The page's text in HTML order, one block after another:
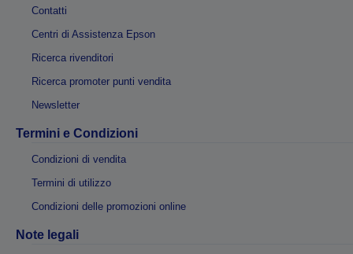
Contatti
Centri di Assistenza Epson
Ricerca rivenditori
Ricerca promoter punti vendita
Newsletter
Termini e Condizioni
Condizioni di vendita
Termini di utilizzo
Condizioni delle promozioni online
Note legali